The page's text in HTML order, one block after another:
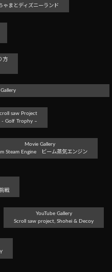
まとディズニーランド
方
saw Project
Golf Trophy –
Movie Gallery
Steam Engine ビーム蒸気エンジン
戦
YouTube Gallery
Scroll saw project, Shohei & Decoy